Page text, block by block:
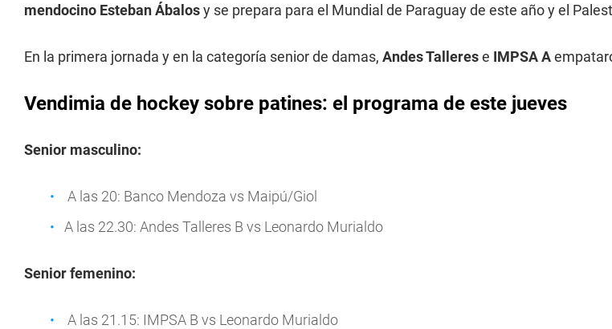
mendocino Esteban Ábalosy se prepara para el Mundial de Paraguay de este año y el
En la primera jornada y en la categoría senior de damas, Andes Tallerese IMPSA A
Vendimia de hockey sobre patines: el programa de este jueves
Senior masculino:
A las 20: Banco Mendoza vs Maipú/Giol
A las 22.30: Andes Talleres B vs Leonardo Murialdo
Senior femenino:
A las 21.15: IMPSA B vs Leonardo Murialdo